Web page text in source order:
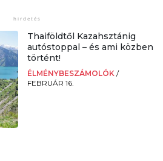
Thaiföldtől Kazahsztánig
autóstoppal – és ami közben
történt!
ÉLMÉNYBESZÁMOLÓK /
FEBRUÁR 16.